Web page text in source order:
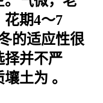
期4～7
的适应性很
择并不严
土为 。